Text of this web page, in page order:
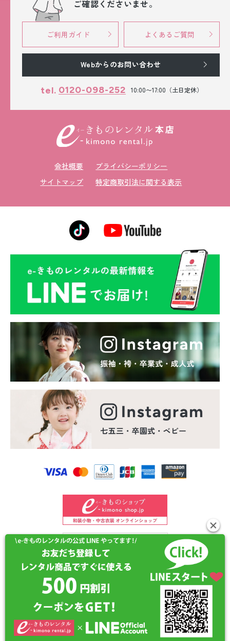
ご確認くださいませ。
ご利用ガイド よくあるご質問
Webからのお問い合わせ
tel. 0120-098-252 10:00〜17:00（土日定休）
会社概要
プライバシーポリシー
サイトマップ
特定商取引法に関する表示
©2024 e-kimono-rental